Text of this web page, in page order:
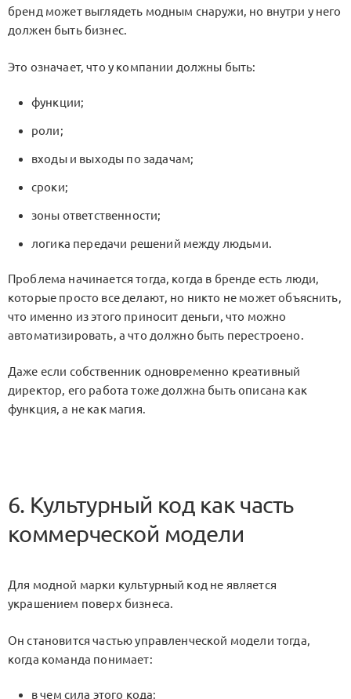
бренд может выглядеть модным снаружи, но внутри у него
должен быть бизнес.
Это означает, что у компании должны быть:
функции;
роли;
входы и выходы по задачам;
сроки;
зоны ответственности;
логика передачи решений между людьми.
Проблема начинается тогда, когда в бренде есть люди,
которые просто все делают, но никто не может объяснить,
что именно из этого приносит деньги, что можно
автоматизировать, а что должно быть перестроено.
Даже если собственник одновременно креативный
директор, его работа тоже должна быть описана как
функция, а не как магия.
6. Культурный код как часть
коммерческой модели
Для модной марки культурный код не является
украшением поверх бизнеса.
Он становится частью управленческой модели тогда,
когда команда понимает:
в чем сила этого кода;